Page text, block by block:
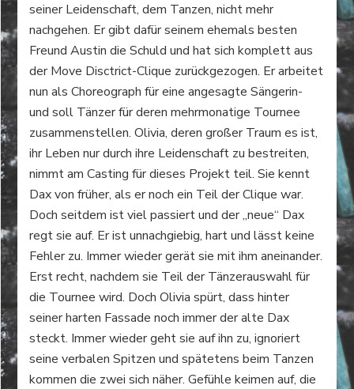
seiner Leidenschaft, dem Tanzen, nicht mehr
nachgehen. Er gibt dafür seinem ehemals besten
Freund Austin die Schuld und hat sich komplett aus
der Move Disctrict-Clique zurückgezogen. Er arbeitet
nun als Choreograph für eine angesagte Sängerin-
und soll Tänzer für deren mehrmonatige Tournee
zusammenstellen. Olivia, deren großer Traum es ist,
ihr Leben nur durch ihre Leidenschaft zu bestreiten,
nimmt am Casting für dieses Projekt teil. Sie kennt
Dax von früher, als er noch ein Teil der Clique war.
Doch seitdem ist viel passiert und der „neue“ Dax
regt sie auf. Er ist unnachgiebig, hart und lässt keine
Fehler zu. Immer wieder gerät sie mit ihm aneinander.
Erst recht, nachdem sie Teil der Tänzerauswahl für
die Tournee wird. Doch Olivia spürt, dass hinter
seiner harten Fassade noch immer der alte Dax
steckt. Immer wieder geht sie auf ihn zu, ignoriert
seine verbalen Spitzen und spätetens beim Tanzen
kommen die zwei sich näher. Gefühle keimen auf, die